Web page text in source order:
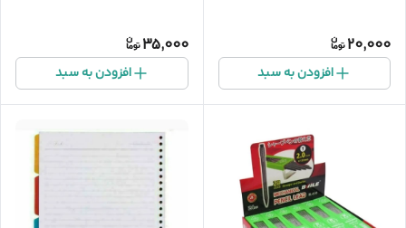
20,000
افزودن به سبد
35,000
افزودن به سبد